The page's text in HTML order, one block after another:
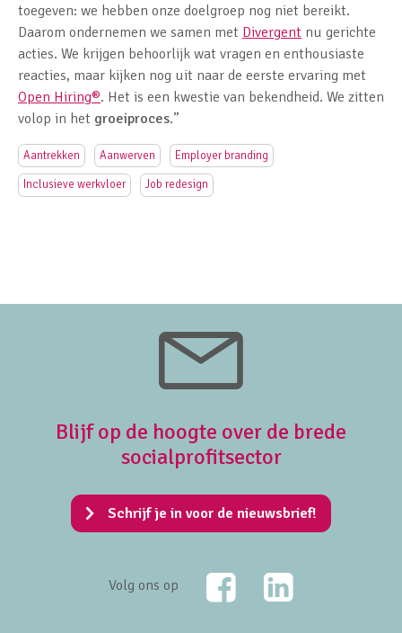
toegeven: we hebben onze doelgroep nog niet bereikt.
Daarom ondernemen we samen met Divergent nu gerichte
acties. We krijgen behoorlijk wat vragen en enthousiaste
reacties, maar kijken nog uit naar de eerste ervaring met
Open Hiring®. Het is een kwestie van bekendheid. We zitten
volop in het groeiproces.”
Aantrekken Aanwerven Employer branding
Inclusieve werkvloer Job redesign
Blijf op de hoogte over de brede
socialprofitsector
Schrijf je in voor de nieuwsbrief!
Volg ons op
FacebookLinkedIn